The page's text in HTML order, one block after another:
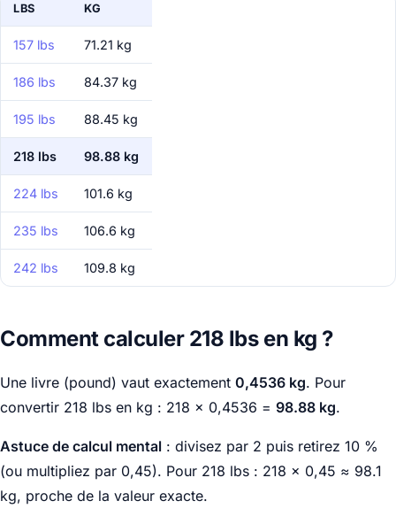
LBS KG
157 lbs 71.21 kg
186 lbs 84.37 kg
195 lbs 88.45 kg
218 lbs 98.88 kg
224 lbs 101.6 kg
235 lbs 106.6 kg
242 lbs 109.8 kg
Comment calculer 218 lbs en kg ?
Une livre (pound) vaut exactement 0,4536 kg. Pour
convertir 218 lbs en kg : 218 × 0,4536 = 98.88 kg.
Astuce de calcul mental : divisez par 2 puis retirez 10 %
(ou multipliez par 0,45). Pour 218 lbs : 218 × 0,45 ≈ 98.1
kg, proche de la valeur exacte.